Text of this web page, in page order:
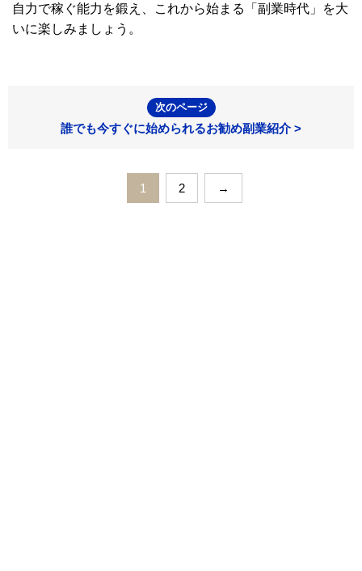
自力で稼ぐ能力を鍛え、これから始まる「副業時代」を大
いに楽しみましょう。
次のページ
誰でも今すぐに始められるお勧め副業紹介 >
1 2 →